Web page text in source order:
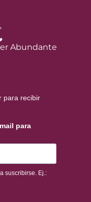
Abundante
para recibir
para
suscribirse. Ej.: